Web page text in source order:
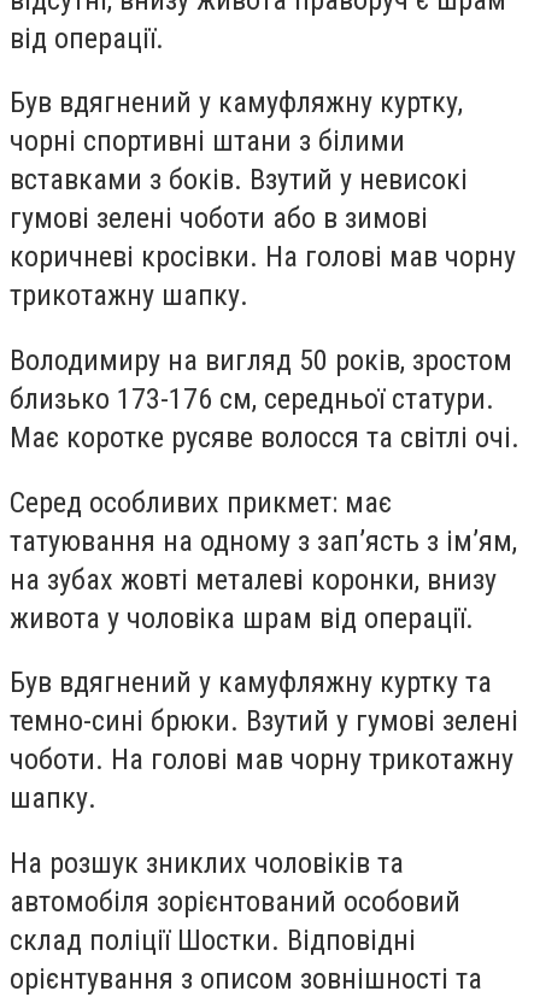
від операції.
Був вдягнений у камуфляжну куртку,
чорні спортивні штани з білими
вставками з боків. Взутий у невисокі
гумові зелені чоботи або в зимові
коричневі кросівки. На голові мав чорну
трикотажну шапку.
Володимиру на вигляд 50 років, зростом
близько 173-176 см, середньої статури.
Має коротке русяве волосся та світлі очі.
Серед особливих прикмет: має
татуювання на одному з зап’ясть з ім’ям,
на зубах жовті металеві коронки, внизу
живота у чоловіка шрам від операції.
Був вдягнений у камуфляжну куртку та
темно-сині брюки. Взутий у гумові зелені
чоботи. На голові мав чорну трикотажну
шапку.
На розшук зниклих чоловіків та
автомобіля зорієнтований особовий
склад поліції Шостки. Відповідні
орієнтування з описом зовнішності та